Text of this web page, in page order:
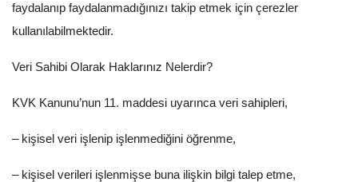
faydalanıp faydalanmadığınızı takip etmek için çerezler
kullanılabilmektedir.
Veri Sahibi Olarak Haklarınız Nelerdir?
KVK Kanunu’nun 11. maddesi uyarınca veri sahipleri,
– kişisel veri işlenip işlenmediğini öğrenme,
– kişisel verileri işlenmişse buna ilişkin bilgi talep etme,